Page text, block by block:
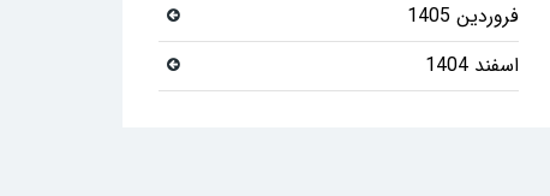
فروردین 1405
اسفند 1404